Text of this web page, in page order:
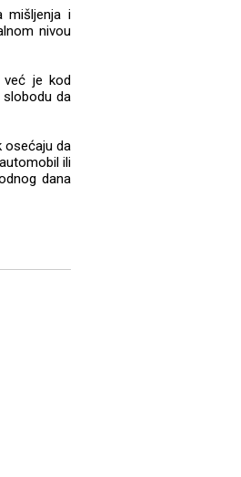
mišljenja i
nivou
već je kod
da
osećaju da
ili
dana